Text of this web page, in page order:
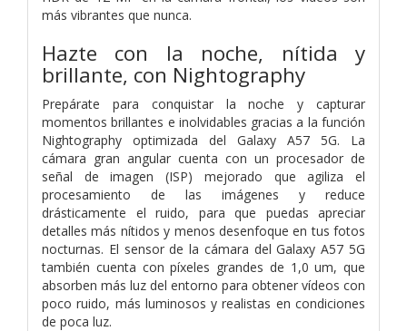
más vibrantes que nunca.
Hazte con la noche, nítida y
brillante, con Nightography
Prepárate para conquistar la noche y capturar
momentos brillantes e inolvidables gracias a la función
Nightography optimizada del Galaxy A57 5G. La
cámara gran angular cuenta con un procesador de
señal de imagen (ISP) mejorado que agiliza el
procesamiento de las imágenes y reduce
drásticamente el ruido, para que puedas apreciar
detalles más nítidos y menos desenfoque en tus fotos
nocturnas. El sensor de la cámara del Galaxy A57 5G
también cuenta con píxeles grandes de 1,0 um, que
absorben más luz del entorno para obtener vídeos con
poco ruido, más luminosos y realistas en condiciones
de poca luz.